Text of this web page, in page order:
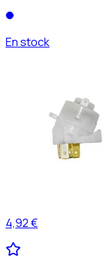
En stock
4,92 €